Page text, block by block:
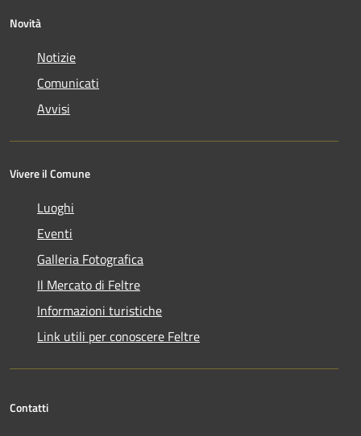
Novità
Notizie
Comunicati
Avvisi
Vivere il Comune
Luoghi
Eventi
Galleria Fotografica
Il Mercato di Feltre
Informazioni turistiche
Link utili per conoscere Feltre
Contatti